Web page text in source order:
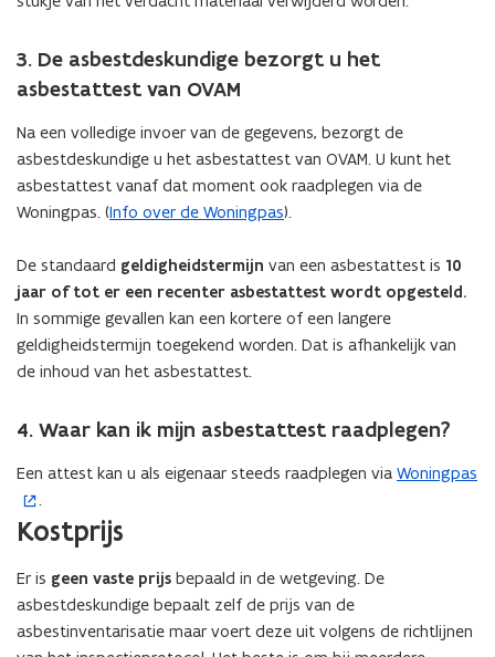
3. De asbestdeskundige bezorgt u het
asbestattest van OVAM
Na een volledige invoer van de gegevens, bezorgt de
asbestdeskundige u het asbestattest van OVAM. U kunt het
asbestattest vanaf dat moment ook raadplegen via de
Woningpas. (Info over de Woningpas).
De standaard geldigheidstermijn van een asbestattest is 10
jaar of tot er een recenter asbestattest wordt opgesteld.
In sommige gevallen kan een kortere of een langere
geldigheidstermijn toegekend worden. Dat is afhankelijk van
de inhoud van het asbestattest.
4. Waar kan ik mijn asbestattest raadplegen?
Een attest kan u als eigenaar steeds raadplegen via Woningpas
(
i
.
Kostprijs
Er is geen vaste prijs bepaald in de wetgeving. De
asbestdeskundige bepaalt zelf de prijs van de
asbestinventarisatie maar voert deze uit volgens de richtlijnen